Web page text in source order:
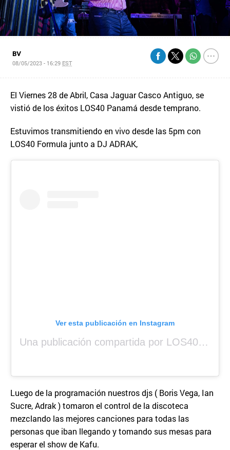
BV
08/05/2023 - 16:29 EST
El Viernes 28 de Abril, Casa Jaguar Casco Antiguo, se
vistió de los éxitos LOS40 Panamá desde temprano.
Estuvimos transmitiendo en vivo desde las 5pm con
LOS40 Formula junto a DJ ADRAK,
Ver esta publicación en Instagram
Una publicación compartida por LOS40 Panamá (@los40panama)
Luego de la programación nuestros djs ( Boris Vega, Ian
Sucre, Adrak ) tomaron el control de la discoteca
mezclando las mejores canciones para todas las
personas que iban llegando y tomando sus mesas para
esperar el show de Kafu.